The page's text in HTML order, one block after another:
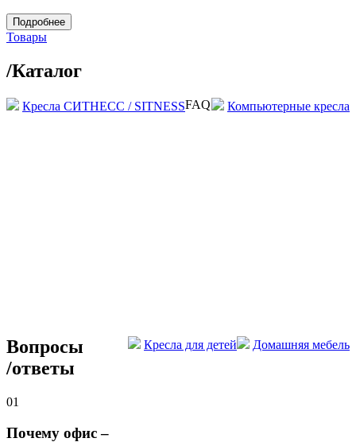
Подробнее
Товары
/Каталог
Компьютерные кресла
Кресла СИТНЕСС / SITNESS
Домашняя мебель
Кресла для детей
FAQ
Вопросы
/ответы
01
Почему офис –